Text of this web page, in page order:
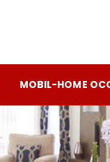
MOBIL-HOME